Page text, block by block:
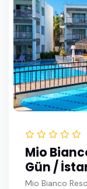
Mio
Gün /
Mio Bianco